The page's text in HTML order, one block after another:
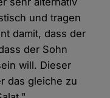
und tragen
damit, dass der
der Sohn
will. Dieser
das gleiche zu